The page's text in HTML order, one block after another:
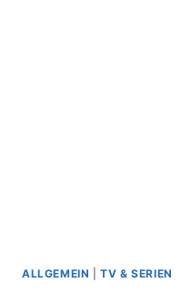
ALLGEMEIN |TV & SERIEN